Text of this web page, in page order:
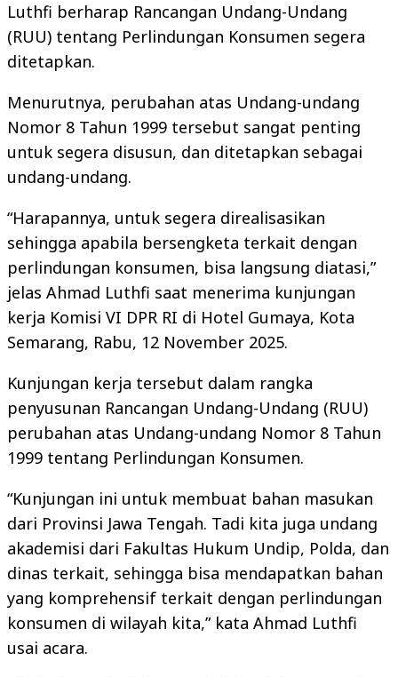
Luthfi berharap Rancangan Undang-Undang
(RUU) tentang Perlindungan Konsumen segera
ditetapkan.
Menurutnya, perubahan atas Undang-undang
Nomor 8 Tahun 1999 tersebut sangat penting
untuk segera disusun, dan ditetapkan sebagai
undang-undang.
“Harapannya, untuk segera direalisasikan
sehingga apabila bersengketa terkait dengan
perlindungan konsumen, bisa langsung diatasi,”
jelas Ahmad Luthfi saat menerima kunjungan
kerja Komisi VI DPR RI di Hotel Gumaya, Kota
Semarang, Rabu, 12 November 2025.
Kunjungan kerja tersebut dalam rangka
penyusunan Rancangan Undang-Undang (RUU)
perubahan atas Undang-undang Nomor 8 Tahun
1999 tentang Perlindungan Konsumen.
“Kunjungan ini untuk membuat bahan masukan
dari Provinsi Jawa Tengah. Tadi kita juga undang
akademisi dari Fakultas Hukum Undip, Polda, dan
dinas terkait, sehingga bisa mendapatkan bahan
yang komprehensif terkait dengan perlindungan
konsumen di wilayah kita,” kata Ahmad Luthfi
usai acara.